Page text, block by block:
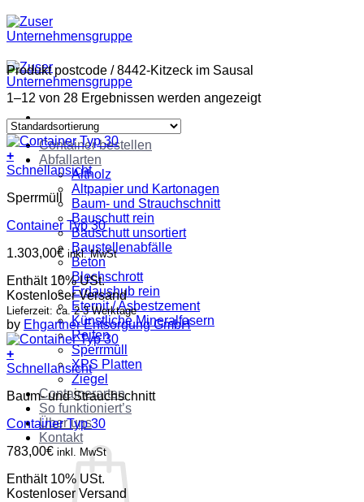
Zum
Inhalt
springen
Container bestellen
Abfallarten
Altholz
Altpapier und Kartonagen
Baum- und Strauchschnitt
Bauschutt rein
Bauschutt unsortiert
Baustellenabfälle
Beton
Blechschrott
Erdaushub rein
Eternit / Asbestzement
Künstliche Mineralfasern
Reifen
Sperrmüll
XPS Platten
Ziegel
Containerarten
So funktioniert’s
Über uns
Kontakt
Produkt postcode /8442-Kitzeck im Sausal
1–12 von 28 Ergebnissen werden angezeigt
+
Schnellansicht
Sperrmüll
Container Typ 30
1.303,00€ inkl. MwSt
Enthält 10% USt.
Kostenloser Versand
Lieferzeit: ca. 2-3 Werktage
by Ehgartner Entsorgung GmbH
+
Schnellansicht
Baum- und Strauchschnitt
Container Typ 30
783,00€ inkl. MwSt
Enthält 10% USt.
Kostenloser Versand